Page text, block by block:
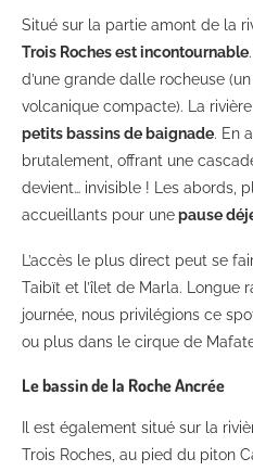
Situé sur la partie amont de la
Trois Roches est incontournable
d’une grande dalle rocheuse
volcanique compacte). La
petits bassins de baignade. En
brutalement, offrant une
devient… invisible ! Les abords,
accueillants pour unepause
L’accès le plus direct peut se
Taibït et l’îlet de Marla. Longue
journée, nous privilégions ce
ou plus dans le cirque de
Le bassin de la Roche Ancrée
Il est également situé sur la
Trois Roches, au pied du piton